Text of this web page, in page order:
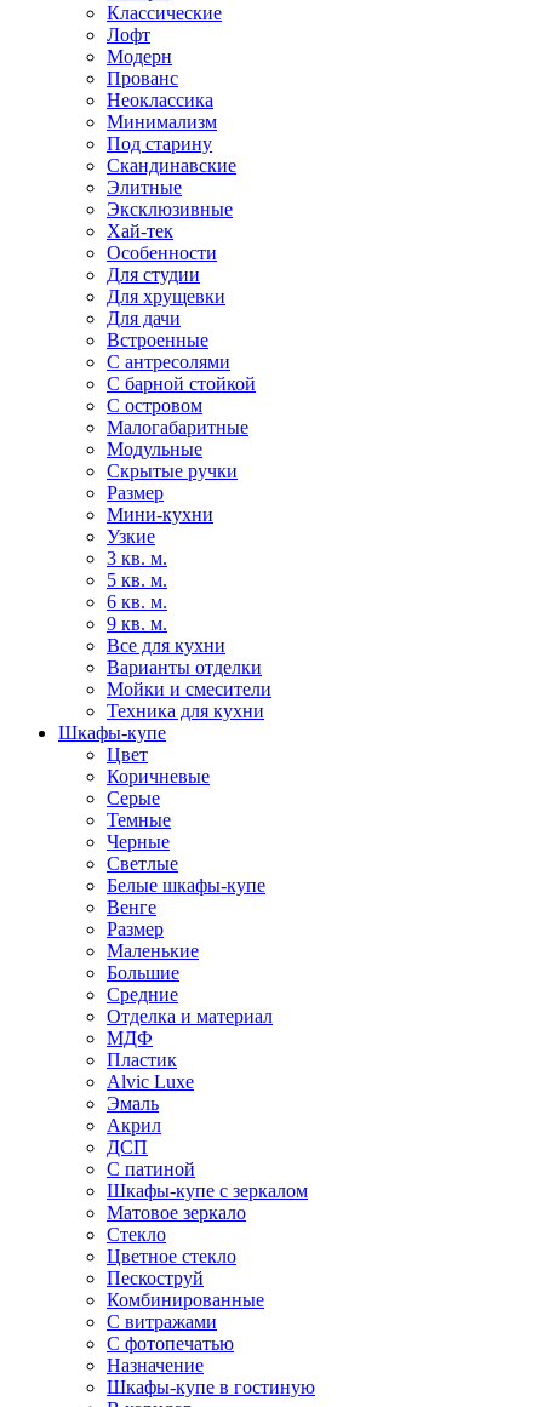
Классические
Лофт
Модерн
Прованс
Неоклассика
Минимализм
Под старину
Скандинавские
Элитные
Эксклюзивные
Хай-тек
Особенности
Для студии
Для хрущевки
Для дачи
Встроенные
С антресолями
С барной стойкой
С островом
Малогабаритные
Модульные
Скрытые ручки
Размер
Мини-кухни
Узкие
3 кв. м.
5 кв. м.
6 кв. м.
9 кв. м.
Все для кухни
Варианты отделки
Мойки и смесители
Техника для кухни
Шкафы-купе
Цвет
Коричневые
Серые
Темные
Черные
Светлые
Белые шкафы-купе
Венге
Размер
Маленькие
Большие
Средние
Отделка и материал
МДФ
Пластик
Alvic Luxe
Эмаль
Акрил
ДСП
С патиной
Шкафы-купе с зеркалом
Матовое зеркало
Стекло
Цветное стекло
Пескоструй
Комбинированные
С витражами
С фотопечатью
Назначение
Шкафы-купе в гостиную